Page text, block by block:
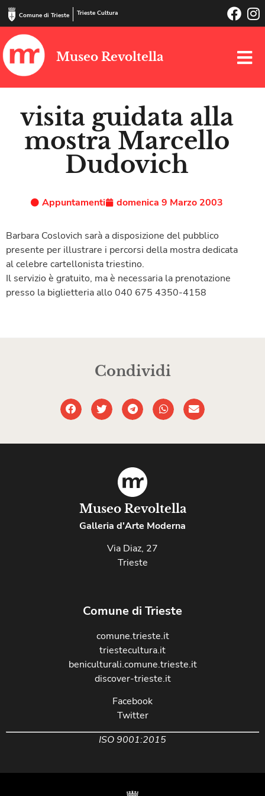
Comune di Trieste Trieste Cultura
Museo Revoltella
visita guidata alla
mostra Marcello
Dudovich
Appuntamenti domenica 9 Marzo 2003
Barbara Coslovich sarà a disposizione del pubblico
presente per illustrare i percorsi della mostra dedicata
al celebre cartellonista triestino.
Il servizio è gratuito, ma è necessaria la prenotazione
presso la biglietteria allo 040 675 4350-4158
Condividi
Museo Revoltella
Galleria d'Arte Moderna
Via Diaz, 27
Trieste
Comune di Trieste
comune.trieste.it
triestecultura.it
beniculturali.comune.trieste.it
discover-trieste.it
Facebook
Twitter
ISO 9001:2015